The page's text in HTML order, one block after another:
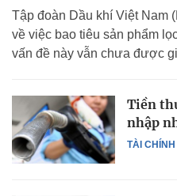
Tập đoàn Dầu khí Việt Nam
về việc bao tiêu sản phẩm
vấn đề này vẫn chưa được
TÀI CHÍNH
Tiền
nhập